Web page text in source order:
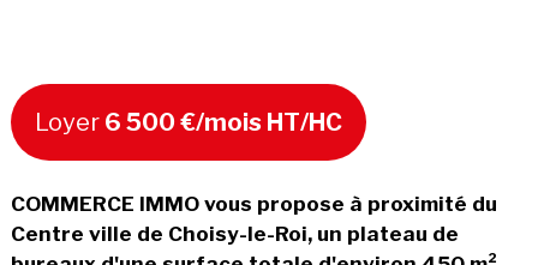
Loyer 6 500 €/mois HT/HC
COMMERCE IMMO vous propose à proximité du
Centre ville de Choisy-le-Roi, un plateau de